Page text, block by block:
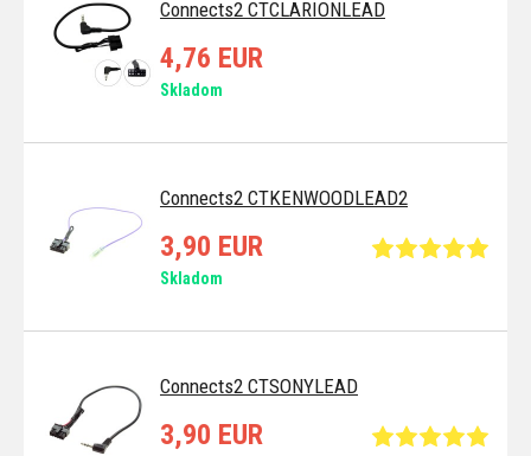
Connects2 CTCLARIONLEAD
4,76 EUR
Skladom
Connects2 CTKENWOODLEAD2
3,90 EUR
Skladom
Connects2 CTSONYLEAD
3,90 EUR